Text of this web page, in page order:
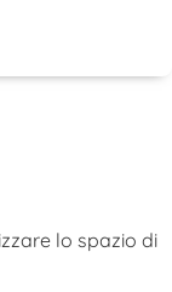
lo spazio di